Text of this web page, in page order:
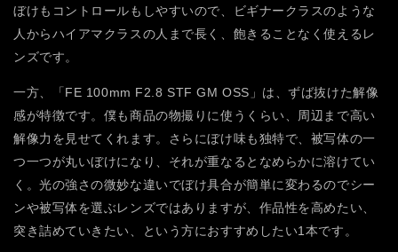
ぼけもコントロールもしやすいので、ビギナークラスのような
人からハイアマクラスの人まで長く、飽きることなく使えるレ
ンズです。
一方、「FE 100mm F2.8 STF GM OSS」は、ずば抜けた解像
感が特徴です。僕も商品の物撮りに使うくらい、周辺まで高い
解像力を見せてくれます。さらにぼけ味も独特で、被写体の一
つ一つが丸いぼけになり、それが重なるとなめらかに溶けてい
く。光の強さの微妙な違いでぼけ具合が簡単に変わるのでシー
ンや被写体を選ぶレンズではありますが、作品性を高めたい、
突き詰めていきたい、という方におすすめしたい1本です。